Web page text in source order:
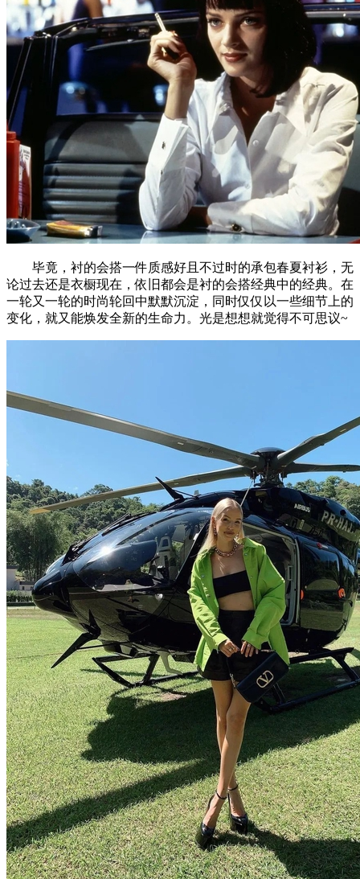
毕竟，衬的会搭一件质感好且不过时的承包春夏衬衫，无
论过去还是衣橱现在，依旧都会是衬的会搭经典中的经典。在
一轮又一轮的时尚轮回中默默沉淀，同时仅仅以一些细节上的
变化，就又能焕发全新的生命力。光是想想就觉得不可思议~